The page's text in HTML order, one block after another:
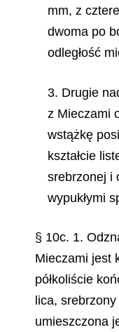
mm, z
dwoma po
odległość
3. Drugie
z Mieczami
wstążkę
kształcie
srebrzonej i
wypukłymi
§ 10c. 1.
Mieczami jest
półkoliście
lica,
umieszczona